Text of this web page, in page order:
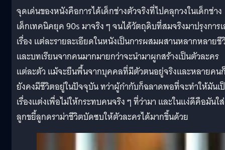
จุดเด่นของหนังคือการได้เด็กช่างตัวจริงที่ไปคลุกวงในเด็กช่าง
เด็กเทคนิคยุค 90s มาจริง ๆ จนได้วัตถุดิบที่สมจริงมาปรุงการ
เรื่อง แต่ละรายละเอียดในหนังเป็นการผสมผสานหลากหลายชี
และบทเรียนจากคนมากมายกว่าจะนำมาผูกสร้างเป็นตัวละคร
แต่ละตัว แม้จะยืนพื้นจากบุคคลที่มีตัวตนอยู่จริงและหลายคน
ยังคงมีชีวิตอยู่ในปัจจุบัน ทว่าผู้กำกับก็ฉลาดพอที่จะทำให้มันเ
เรื่องแต่งเพื่อไม่ให้กระทบคนจริง ๆ ที่ว่ามา และในแง่ดีคือมันใส่
ลูกขยี้ลูกดราม่าชีวิตบัดซบให้ตัวละครได้มากขึ้นด้วย